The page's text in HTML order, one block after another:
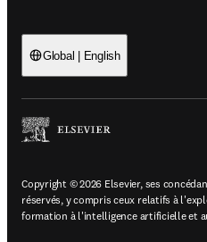
Global | English
Copyright © 2026 Elsevier, ses
réservés, y compris ceux relatifs à
formation à l'intelligence artificielle et